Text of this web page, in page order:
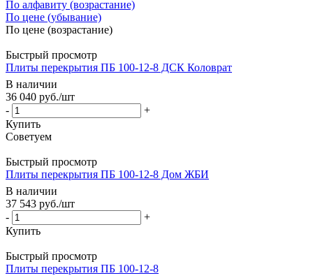
По алфавиту (возрастание)
По цене (убывание)
По цене (возрастание)
Быстрый просмотр
Плиты перекрытия ПБ 100-12-8 ДСК Коловрат
В наличии
36 040 руб./шт
-
+
Купить
Быстрый просмотр
Плиты перекрытия ПБ 100-12-8 Дом ЖБИ
В наличии
37 543 руб./шт
-
+
Купить
Быстрый просмотр
Плиты перекрытия ПБ 100-12-8